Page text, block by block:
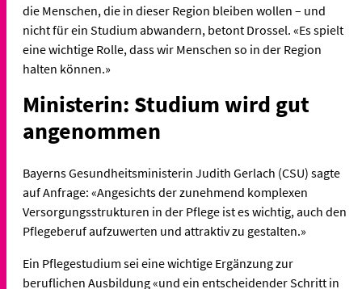
die Menschen, die in dieser Region bleiben wollen – und
nicht für ein Studium abwandern, betont Drossel. «Es spielt
eine wichtige Rolle, dass wir Menschen so in der Region
halten können.»
Ministerin: Studium wird gut
angenommen
Bayerns Gesundheitsministerin Judith Gerlach (CSU) sagte
auf Anfrage: «Angesichts der zunehmend komplexen
Versorgungsstrukturen in der Pflege ist es wichtig, auch den
Pflegeberuf aufzuwerten und attraktiv zu gestalten.»
Ein Pflegestudium sei eine wichtige Ergänzung zur
beruflichen Ausbildung «und ein entscheidender Schritt in